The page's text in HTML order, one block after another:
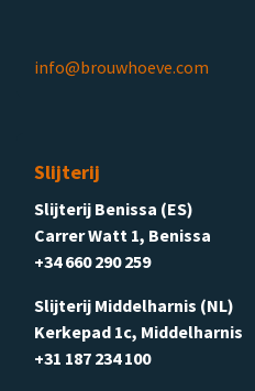
info@brouwhoeve.com
Slijterij
Slijterij Benissa (ES)
Carrer Watt 1, Benissa
+34 660 290 259
Slijterij Middelharnis (NL)
Kerkepad 1c, Middelharnis
+31 187 234 100